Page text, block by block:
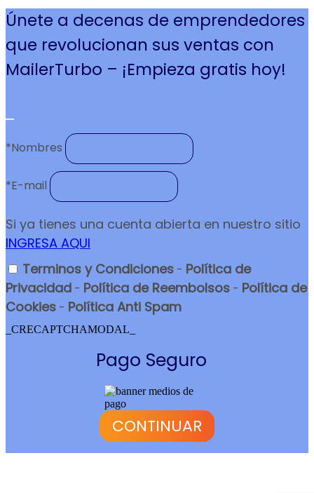
Únete a decenas de emprendedores
que revolucionan sus ventas con
MailerTurbo – ¡Empieza gratis hoy!
*Nombres
*E-mail
Si ya tienes una cuenta abierta en nuestro sitio
INGRESA AQUI
Terminos y Condiciones - Política de
Privacidad - Política de Reembolsos - Política de
Cookies - Política Anti Spam
_CRECAPTCHAMODAL_
Pago Seguro
CONTINUAR